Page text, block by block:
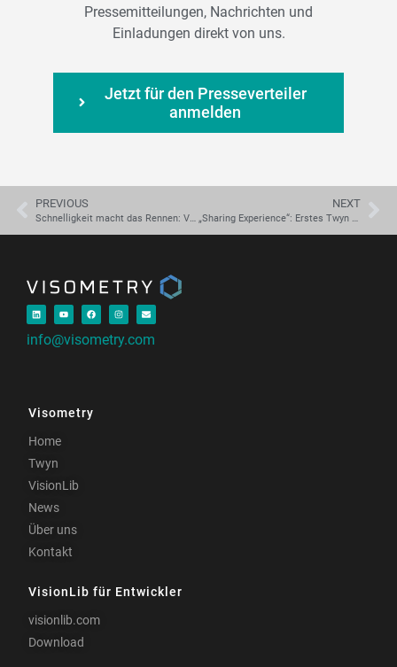
Pressemitteilungen, Nachrichten und
Einladungen direkt von uns.
Jetzt für den Presseverteiler
anmelden
PREVIOUS
Schnelligkeit macht das Rennen: Visometry bringt mit Twyn 2.4 die AR-Qualitätsprüfung der nächsten Generation auf die Control 2025
NEXT
„Sharing Experience“: Erstes Twyn User-Meeting von Visometry verdeutlicht Vorteile der visuellen Produktionsinspektion
info@visometry.com
Visometry
Home
Twyn
VisionLib
News
Über uns
Kontakt
VisionLib für Entwickler
visionlib.com
Download